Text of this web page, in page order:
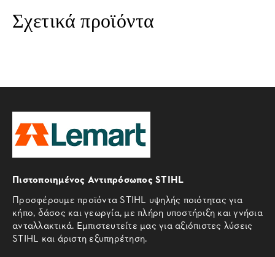
Σχετικά προϊόντα
Πιστοποιημένος Αντιπρόσωπος STIHL
Προσφέρουμε προϊόντα STIHL υψηλής ποιότητας για
κήπο, δάσος και γεωργία, με πλήρη υποστήριξη και γνήσια
ανταλλακτικά. Εμπιστευτείτε μας για αξιόπιστες λύσεις
STIHL και άριστη εξυπηρέτηση.